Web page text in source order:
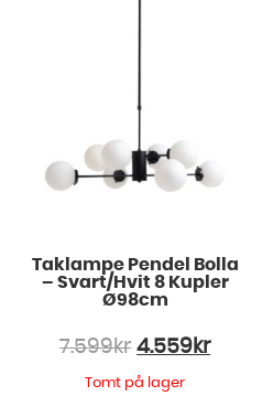
Taklampe Pendel Bolla
– Svart/Hvit 8 Kupler
Ø98cm
7.599kr 4.559 kr
Tomt på lager